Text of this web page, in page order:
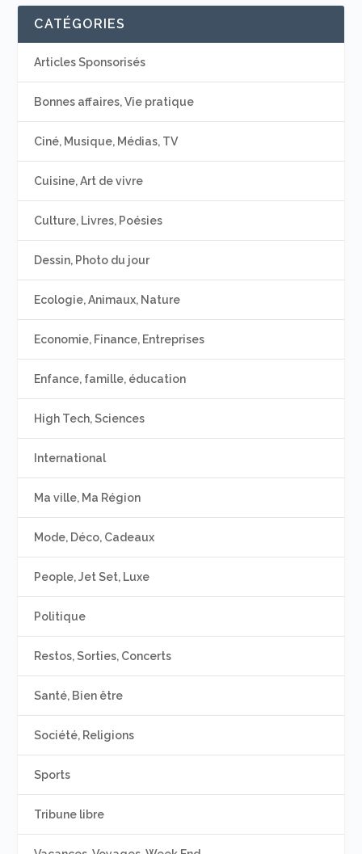
CATÉGORIES
Articles Sponsorisés
Bonnes affaires, Vie pratique
Ciné, Musique, Médias, TV
Cuisine, Art de vivre
Culture, Livres, Poésies
Dessin, Photo du jour
Ecologie, Animaux, Nature
Economie, Finance, Entreprises
Enfance, famille, éducation
High Tech, Sciences
International
Ma ville, Ma Région
Mode, Déco, Cadeaux
People, Jet Set, Luxe
Politique
Restos, Sorties, Concerts
Santé, Bien être
Société, Religions
Sports
Tribune libre